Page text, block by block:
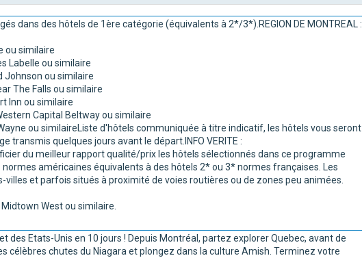
dans des hôtels de 1ère catégorie (équivalents à 2*/3*).REGION DE MONTREAL :
ou similaire
Labelle ou similaire
Johnson ou similaire
The Falls ou similaire
Inn ou similaire
Capital Beltway ou similaire
Wayne ou similaireListe d'hôtels communiquée à titre indicatif, les hôtels vous seront
transmis quelques jours avant le départ.INFO VERITE :
du meilleur rapport qualité/prix les hôtels sélectionnés dans ce programme
américaines équivalents à des hôtels 2* ou 3* normes françaises. Les
villes et parfois situés à proximité de voies routières ou de zones peu animées.
West ou similaire.
des Etats-Unis en 10 jours ! Depuis Montréal, partez explorer Quebec, avant de
célèbres chutes du Niagara et plongez dans la culture Amish. Terminez votre